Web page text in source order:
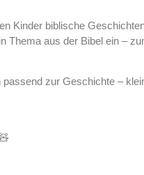
Kinder biblische
Thema aus der Bibel ein –
zur Geschichte –